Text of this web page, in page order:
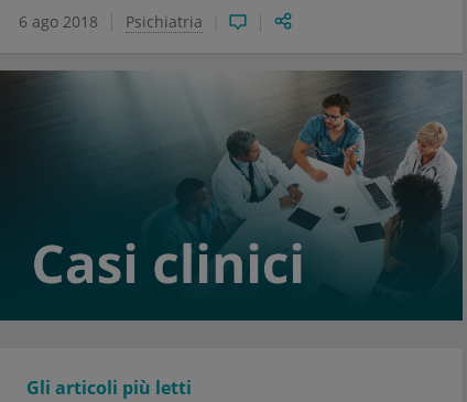
6 ago 2018 Psichiatria
Gli articoli più letti